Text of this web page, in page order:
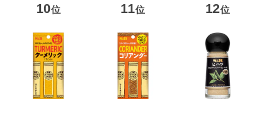
ｇ
10位 11位 12位